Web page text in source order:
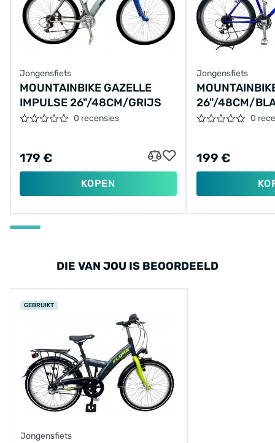
Jongensfiets
MOUNTAINBIKE GAZELLE
IMPULSE 26"/48CM/GRIJS
0 recensies
179 €
KOPEN
Jongensfiets
26"/48CM/
0
199 €
DIE VAN JOU IS BEOORDEELD
GEBRUIKT
Jongensfiets